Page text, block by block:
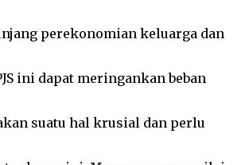
perekonomian keluarga dan
ini dapat meringankan beban
suatu hal krusial dan perlu